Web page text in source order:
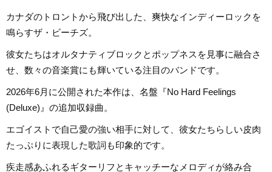
カナダのトロントから飛び出した、爽快なインディーロックを
鳴らすザ・ビーチズ。
彼女たちはオルタナティブロックとポップネスを見事に融合さ
せ、数々の音楽賞にも輝いている注目のバンドです。
2026年6月に公開された本作は、名盤『No Hard Feelings
(Deluxe)』の追加収録曲。
エゴイストで自己愛の強い相手に対して、彼女たちらしい皮肉
たっぷりに表現した歌詞も印象的です。
疾走感あふれるギターリフとキャッチーなメロディが絡み合